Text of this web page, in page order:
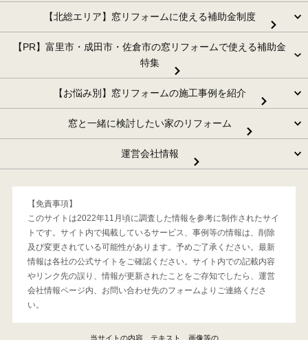
【北総エリア】窓リフォームに使える補助金制度
【PR】富里市・成田市・佐倉市の窓リフォームで使える補助金
特集
【お悩み別】窓リフォームの施工事例を紹介
窓と一緒に検討したい家のリフォーム
運営会社情報
【免責事項】
このサイトは2022年11月頃に調査した情報を参考に制作されたサイ
トです。サイト内で掲載しているサービス、事例等の情報は、削除
及び変更されている可能性があります。予めご了承ください。最新
情報は各社の公式サイトをご確認ください。サイト内での記載内容
やリンク先の誤り、情報が更新されたことをご存知でしたら、運営
会社情報ページ内、お問い合わせ先のフォームよりご連絡くださ
い。
当サイトの内容、テキスト、画像等の